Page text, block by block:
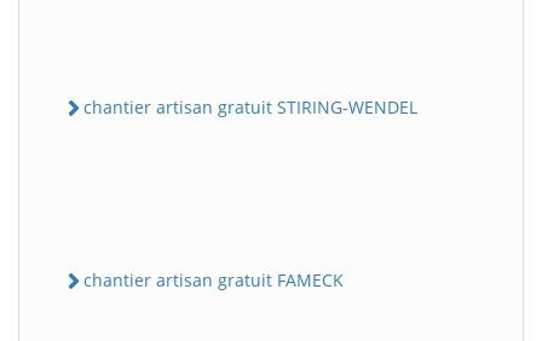
chantier artisan gratuit STIRING-WENDEL
chantier artisan gratuit FAMECK